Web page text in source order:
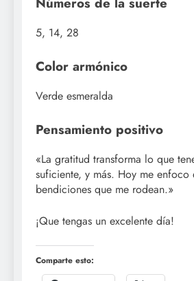
5, 14, 28
Color armónico
Verde esmeralda
Pensamiento positivo
«La gratitud transforma lo que
suficiente, y más. Hoy me enfoco
bendiciones que me rodean.»
¡Que tengas un excelente día!
Comparte esto: